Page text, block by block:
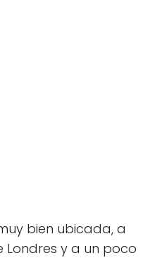
bien ubicada, a
y a un poco